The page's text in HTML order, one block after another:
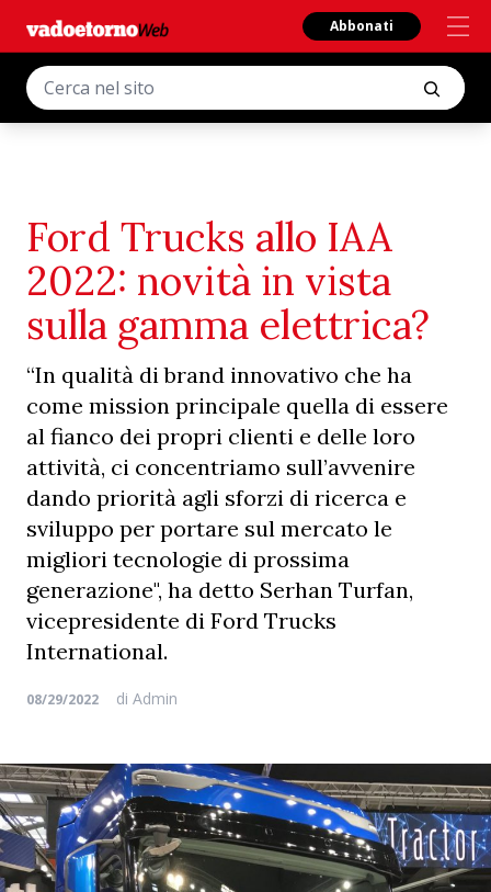
Abbonati
Ford Trucks allo IAA
2022: novità in vista
sulla gamma elettrica?
“In qualità di brand innovativo che ha
come mission principale quella di essere
al fianco dei propri clienti e delle loro
attività, ci concentriamo sull’avvenire
dando priorità agli sforzi di ricerca e
sviluppo per portare sul mercato le
migliori tecnologie di prossima
generazione", ha detto Serhan Turfan,
vicepresidente di Ford Trucks
International.
08/29/2022 di Admin